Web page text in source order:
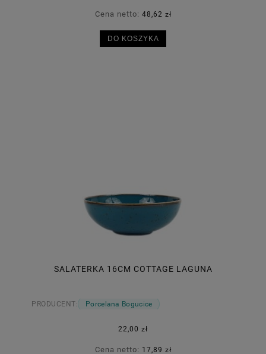
Cena netto: 48,62 zł
DO KOSZYKA
SALATERKA 16CM COTTAGE LAGUNA
PRODUCENT: Porcelana Bogucice
22,00 zł
Cena netto: 17,89 zł